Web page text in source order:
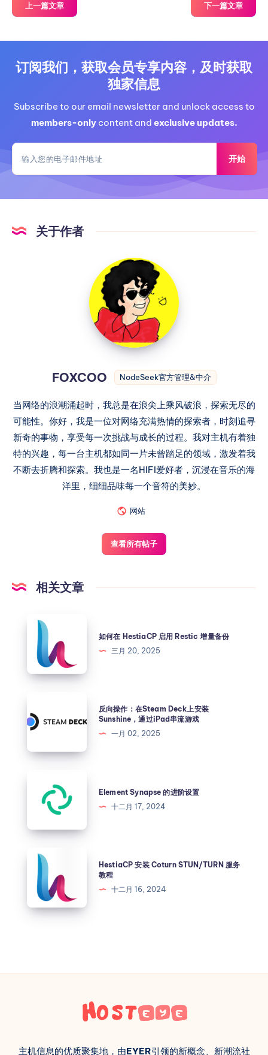
上一篇文章 下一篇文章
订阅我们，获取会员专享内容，及时获取
独家信息
Subscribe to our email newsletter and unlock access to
members-onlycontent and exclusive updates.
开始
关于作者
FOXCOO NodeSeek官方管理&中介
当网络的浪潮涌起时，我总是在浪尖上乘风破浪，探索无尽的
可能性。你好，我是一位对网络充满热情的探索者，时刻追寻
新奇的事物，享受每一次挑战与成长的过程。我对主机有着独
特的兴趣，每一台主机都如同一片未曾踏足的领域，激发着我
不断去折腾和探索。我也是一名HIFI爱好者，沉浸在音乐的海
洋里，细细品味每一个音符的美妙。
网站
查看所有帖子
相关文章
如何在 HestiaCP 启用 Restic 增量备份
三月 20, 2025
反向操作：在Steam Deck上安装
Sunshine，通过iPad串流游戏
一月 02, 2025
Element Synapse 的进阶设置
十二月 17, 2024
HestiaCP 安装 Coturn STUN/TURN 服务
教程
十二月 16, 2024
主机信息的优质聚集地，由EYER引领的新概念、新潮流社